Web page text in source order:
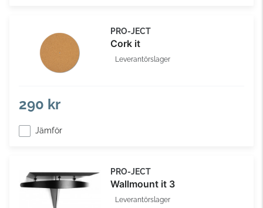
PRO-JECT
Cork it
Leverantörslager
290 kr
Jämför
PRO-JECT
Wallmount it 3
Leverantörslager